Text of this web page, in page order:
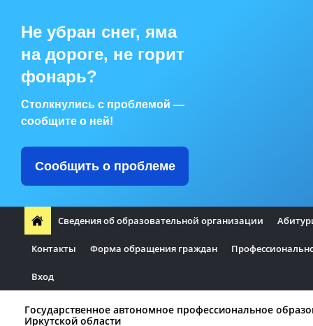
Не убран снег, яма
на дороге, не горит
фонарь?
Столкнулись с проблемой —
сообщите о ней!
Сообщить о проблеме
Сведения об образовательной организации
Контакты Форма обращения граждан
Вход
Государственное автономное профессиональное
Иркутской области